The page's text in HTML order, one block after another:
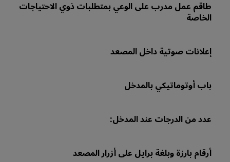
طاقم عمل مدرب على الوعي بمتطلبات ذوي الاحتياجات
الخاصة
إعلانات صوتية داخل المصعد
باب أوتوماتيكي بالمدخل
عدد من الدرجات عند المدخل:
أرقام بارزة وبلغة برايل على أزرار المصعد